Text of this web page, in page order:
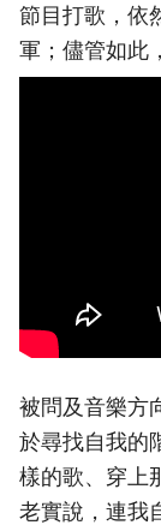
節目打歌，依
軍；儘管如此
被問及音樂方
於尋找自我的
樣的歌、穿上
老實說，連我